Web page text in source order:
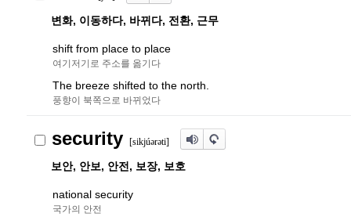
변화, 이동하다, 바뀌다, 전환, 근무
shift from place to place
여기저기로 주소를 옮기다
The breeze shifted to the north.
풍향이 북쪽으로 바뀌었다
security [sikjúərəti]
보안, 안보, 안전, 보장, 보호
national security
국가의 안전